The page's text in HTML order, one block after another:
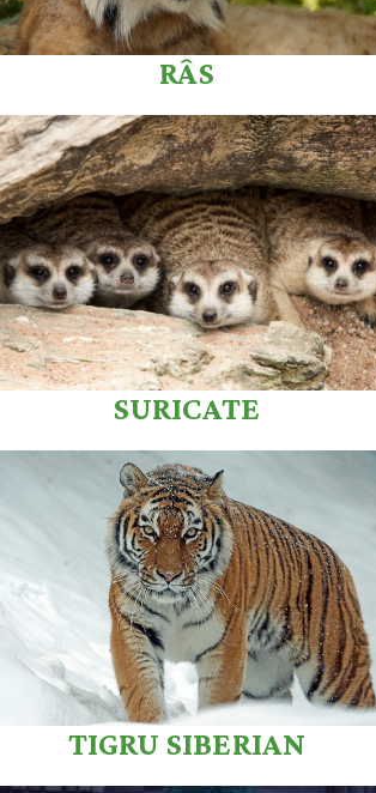
RÂS
SURICATE
TIGRU SIBERIAN